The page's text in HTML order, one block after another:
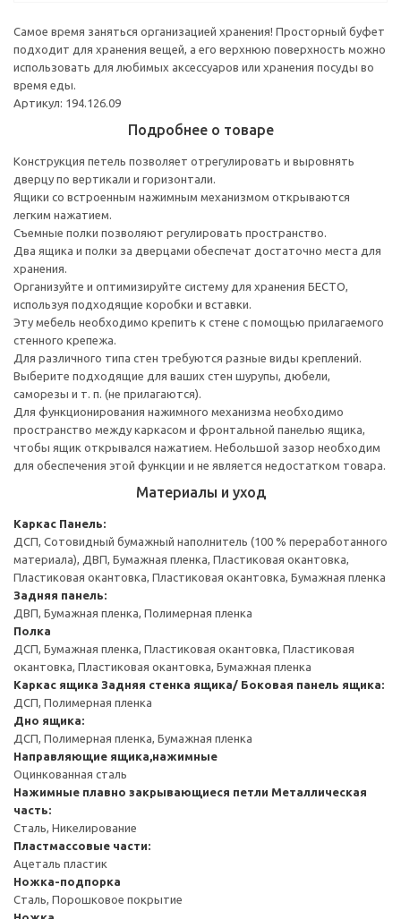
Самое время заняться организацией хранения! Просторный буфет
подходит для хранения вещей, а его верхнюю поверхность можно
использовать для любимых аксессуаров или хранения посуды во
время еды.
Артикул: 194.126.09
Подробнее о товаре
Конструкция петель позволяет отрегулировать и выровнять
дверцу по вертикали и горизонтали.
Ящики со встроенным нажимным механизмом открываются
легким нажатием.
Съемные полки позволяют регулировать пространство.
Два ящика и полки за дверцами обеспечат достаточно места для
хранения.
Организуйте и оптимизируйте систему для хранения БЕСТО,
используя подходящие коробки и вставки.
Эту мебель необходимо крепить к стене с помощью прилагаемого
стенного крепежа.
Для различного типа стен требуются разные виды креплений.
Выберите подходящие для ваших стен шурупы, дюбели,
саморезы и т. п. (не прилагаются).
Для функционирования нажимного механизма необходимо
пространство между каркасом и фронтальной панелью ящика,
чтобы ящик открывался нажатием. Небольшой зазор необходим
для обеспечения этой функции и не является недостатком товара.
Материалы и уход
Каркас Панель:
ДСП, Сотовидный бумажный наполнитель (100 % переработанного
материала), ДВП, Бумажная пленка, Пластиковая окантовка,
Пластиковая окантовка, Пластиковая окантовка, Бумажная пленка
Задняя панель:
ДВП, Бумажная пленка, Полимерная пленка
Полка
ДСП, Бумажная пленка, Пластиковая окантовка, Пластиковая
окантовка, Пластиковая окантовка, Бумажная пленка
Каркас ящика Задняя стенка ящика/ Боковая панель ящика:
ДСП, Полимерная пленка
Дно ящика:
ДСП, Полимерная пленка, Бумажная пленка
Направляющие ящика,нажимные
Оцинкованная сталь
Нажимные плавно закрывающиеся петли Металлическая
часть:
Сталь, Никелирование
Пластмассовые части:
Ацеталь пластик
Ножка-подпорка
Сталь, Порошковое покрытие